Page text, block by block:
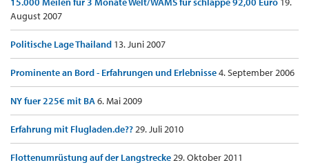
August 2007
Politische Lage Thailand 13. Juni 2007
Prominente an Bord - Erfahrungen und Erlebnisse4. September 2006
NY fuer 225€ mit BA6. Mai 2009
Erfahrung mit Flugladen.de??29. Juli 2010
Flottenumrüstung auf der Langstrecke29. Oktober 2011